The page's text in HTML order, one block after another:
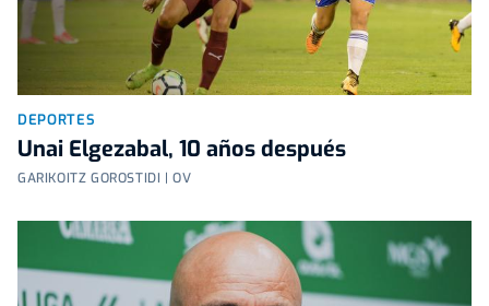
DEPORTES
Unai Elgezabal, 10 años después
GARIKOITZ GOROSTIDI | OV